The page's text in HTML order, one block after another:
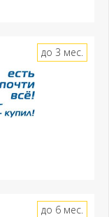
до 3 мес.
до 6 мес.